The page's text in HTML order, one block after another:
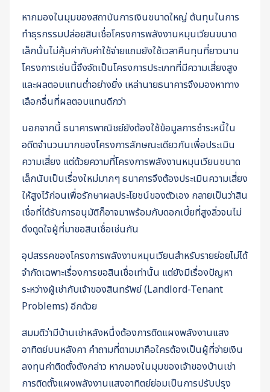
หากมองในมุมของสถาบันการเงินขนาดใหญ่ ต้นทุนในการ
ทำธุรกรรมปล่อยสินเชื่อโครงการพลังงานหมุนเวียนขนาด
เล็กนั้นไม่คุ้มค่ากับค่าใช้จ่ายแถมยังใช้เวลาคืนทุนที่ยาวนาน
โครงการเช่นนี้จึงจัดเป็นโครงการประเภทที่มีความเสี่ยงสูง
และผลตอบแทนต่ำอย่างยิ่ง เหล่านายธนาคารจึงมองหาทาง
เลือกอื่นที่ผลตอบแทนดีกว่า
นอกจากนี้ ธนาคารพาณิชย์ยังต้องใช้ข้อมูลการชำระหนี้ใน
อดีตจำนวนมากของโครงการลักษณะเดียวกันเพื่อประเมิน
ความเสี่ยง แต่ด้วยความที่โครงการพลังงานหมุนเวียนขนาด
เล็กนับเป็นเรื่องใหม่มากๆ ธนาคารจึงต้องประเมินความเสี่ยง
ให้สูงไว้ก่อนเพื่อรักษาผลประโยชน์ของตัวเอง กลายเป็นว่าสิน
เชื่อที่ได้รับการอนุมัติก็อาจมาพร้อมกับดอกเบี้ยที่สูงลิ่วจนไม่
ดึงดูดใจผู้ที่มาขอสินเชื่อเช่นกัน
อุปสรรคของโครงการพลังงานหมุนเวียนสำหรับรายย่อยไม่ได้
จำกัดเฉพาะเรื่องการขอสินเชื่อเท่านั้น แต่ยังมีเรื่องปัญหา
ระหว่างผู้เช่ากับเจ้าของสินทรัพย์ (Landlord-Tenant
Problems) อีกด้วย
สมมติว่ามีบ้านเช่าหลังหนึ่งต้องการติดแผงพลังงานแสง
อาทิตย์บนหลังคา คำถามที่ตามมาคือใครต้องเป็นผู้ที่จ่ายเงิน
ลงทุนค่าติดตั้งดังกล่าว หากมองในมุมของเจ้าของบ้านเช่า
การติดตั้งแผงพลังงานแสงอาทิตย์ย่อมเป็นการปรับปรุง